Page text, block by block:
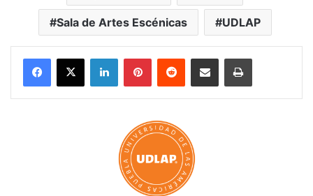
Sala de Artes Escénicas UDLAP
LinkedInPinterestReddit Share via Email Print